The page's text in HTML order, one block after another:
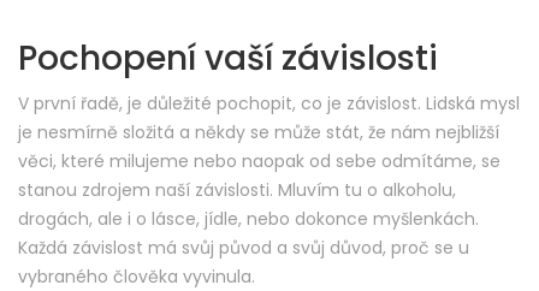
Pochopení vaší závislosti
V první řadě, je důležité pochopit, co je závislost. Lidská mysl
je nesmírně složitá a někdy se může stát, že nám nejbližší
věci, které milujeme nebo naopak od sebe odmítáme, se
stanou zdrojem naší závislosti. Mluvím tu o alkoholu,
drogách, ale i o lásce, jídle, nebo dokonce myšlenkách.
Každá závislost má svůj původ a svůj důvod, proč se u
vybraného člověka vyvinula.